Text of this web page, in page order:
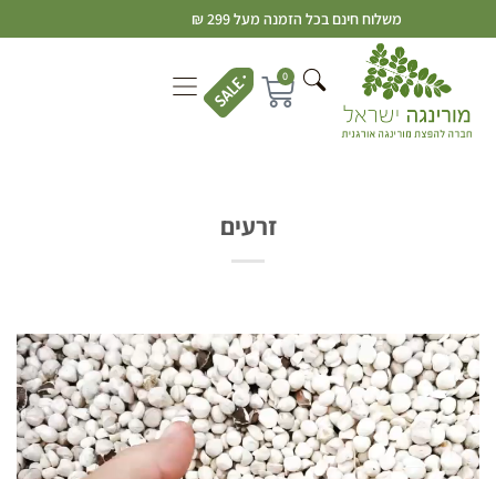
משלוח חינם בכל הזמנה מעל 299 ₪
0
זרעים
נגן
וידאו